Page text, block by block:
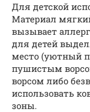
Для детской
Материал
вызывает
для детей
место (уютный
пушистым
ворсом либо
использовать
зоны.